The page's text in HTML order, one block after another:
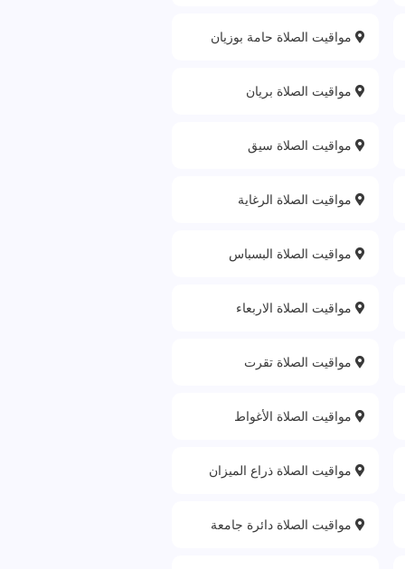
مواقيت الصلاة حامة بوزيان
مواقيت الصلاة بريان
مواقيت الصلاة سيق
مواقيت الصلاة الرغاية
مواقيت الصلاة البسباس
مواقيت الصلاة الاربعاء
مواقيت الصلاة تقرت
مواقيت الصلاة الأغواط
مواقيت الصلاة ذراع الميزان
مواقيت الصلاة دائرة جامعة